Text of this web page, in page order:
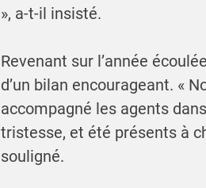
», a-t-il insisté.
Revenant sur l’année
d’un bilan encourageant. «
accompagné les agents
tristesse, et été présents à
souligné.